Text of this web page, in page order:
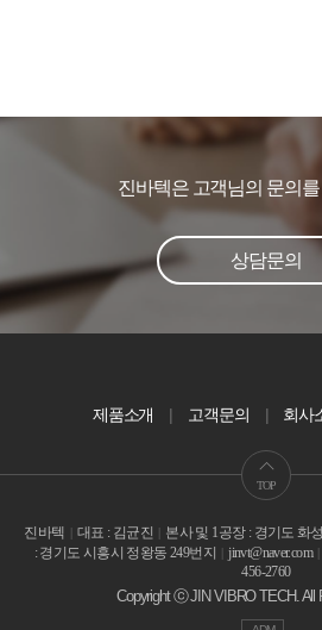
진바텍은 고객님의 문의
상담문의
제품소개 고객문의 회사
TOP
진바텍 | 대표 : 김균진 | 본사 및 1공장 : 경기도 화
: 경기도 시흥시 정왕동 249번지
| jinvt@naver.com |
456-2760
Copyright ⓒ JIN VIBRO TECH. All